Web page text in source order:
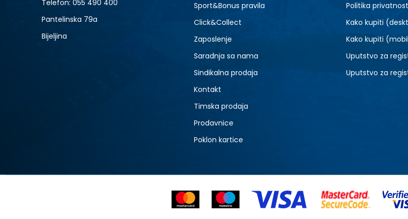
Telefon: 055 490 400
Pantelinska 79a
Bijeljina
Sport&Bonus pravila
Click&Collect
Zaposlenje
Saradnja sa nama
Sindikalna prodaja
Kontakt
Timska prodaja
Prodavnice
Poklon kartice
Politika
Kako kupiti
Kako kupiti
Uputstvo za
Uputstvo za